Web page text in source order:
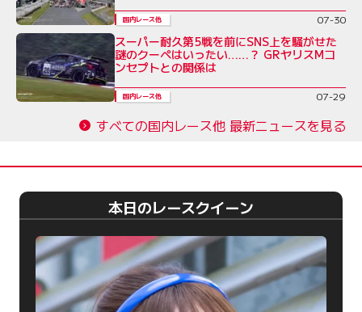
国内レース他 07-30
スーパー耐久第5戦を前にSNS上を騒がせた
謎のクーペはいったい……？ GRヤリスMコ
ンセプトとの関係は
国内レース他 07-29
すべての国内レース他 最新ニュースを見る
本日のレースクイーン